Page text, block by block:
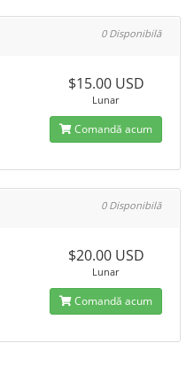
0 Disponibilă
$15.00 USD
Lunar
Comandă acum
0 Disponibilă
$20.00 USD
Lunar
Comandă acum